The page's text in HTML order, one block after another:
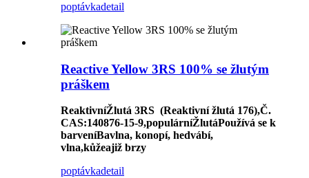
poptávkadetail
Reactive Yellow 3RS 100% se žlutým
práškem
ReaktivníŽlutá 3RS (Reaktivní žlutá 176),Č.
CAS:140876-15-9,populárníŽlutáPoužívá se k
barveníBavlna, konopí, hedvábí,
vlna,kůžeajiž brzy
poptávkadetail